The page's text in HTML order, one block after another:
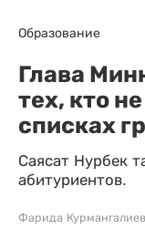
Образование
Глава
тех, кто
списках
Саясат Нурбек
абитуриентов.
Фарида